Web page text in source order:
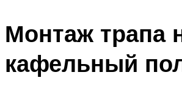
Монтаж трапа
кафельный